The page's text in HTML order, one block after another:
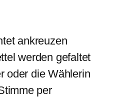
ankreuzen
werden gefaltet
oder die Wählerin
per